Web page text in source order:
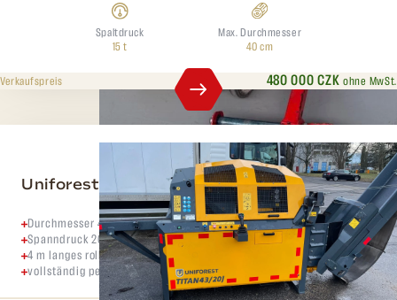
Spaltdruck
15 t
Max. Durchmesser
40 cm
480 000 CZK ohne MwSt.
Verkaufspreis
Uniforest Titan 43/20J
Durchmesser 43–45 cm
Spanndruck 20 Tonnen
4 m langes rollendes Ausgabeband
vollständig per Joystick steuerbar